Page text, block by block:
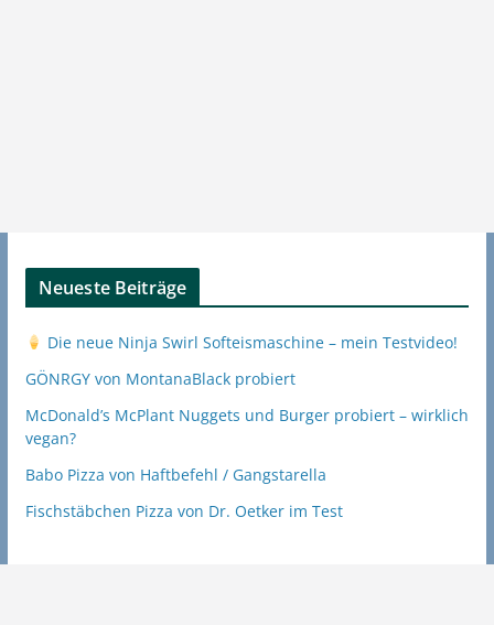
Neueste Beiträge
Die neue Ninja Swirl Softeismaschine – mein Testvideo!
GÖNRGY von MontanaBlack probiert
McDonald’s McPlant Nuggets und Burger probiert – wirklich
vegan?
Babo Pizza von Haftbefehl / Gangstarella
Fischstäbchen Pizza von Dr. Oetker im Test